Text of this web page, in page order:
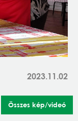
2023.11.02
Összes kép/videó